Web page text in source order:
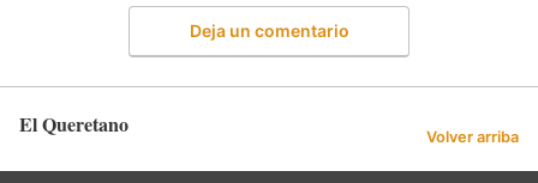
Deja un comentario
El Queretano Volver arriba